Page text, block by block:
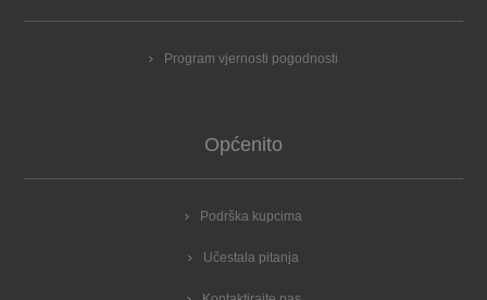
Program vjernosti pogodnosti
Općenito
Podrška kupcima
Učestala pitanja